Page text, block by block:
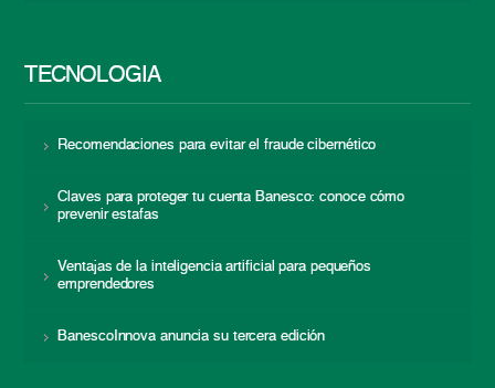
TECNOLOGÍA
Recomendaciones para evitar el fraude cibernético
Claves para proteger tu cuenta Banesco: conoce cómo
prevenir estafas
Ventajas de la inteligencia artificial para pequeños
emprendedores
BanescoInnova anuncia su tercera edición